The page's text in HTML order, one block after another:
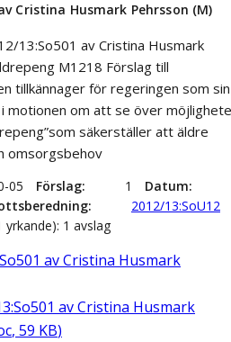
Cristina Husmark Pehrsson (M)
13:So501 av Cristina Husmark
M1218 Förslag till
tillkännager för regeringen som sin
motionen om att se över
säkerställer att äldre
omsorgsbehov
05 Förslag 1
Datum
2012/13:SoU12
yrkande): 1 avslag
av Cristina Husmark
av Cristina Husmark
, 59 KB)